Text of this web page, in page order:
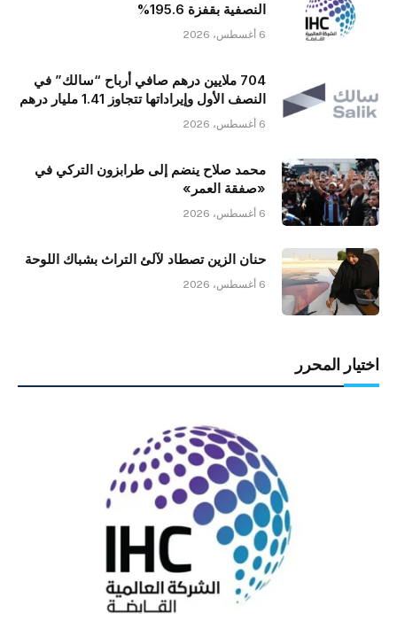
النصفية بقفزة 195.6%
6 أغسطس، 2026
704 ملايين درهم صافي أرباح “سالك” في
النصف الأول وإيراداتها تتجاوز 1.41 مليار درهم
6 أغسطس، 2026
محمد صلاح ينضم إلى طرابزون التركي في
«صفقة العمر»
6 أغسطس، 2026
حنان الزين تصطاد لآلئ التراث بشباك اللوحة
6 أغسطس، 2026
اختيار المحرر